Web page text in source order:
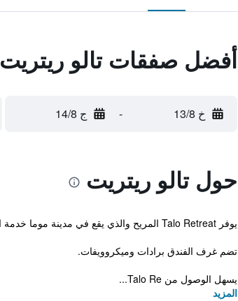
أفضل صفقات تالو ريتريت
خ 13/8 - ج 14/8
حول تالو ريتريت
يوفر Talo Retreat المريح والذي يقع في مدينة موما خدمة انترنت لاسلكي مجانية بالإضافة إلى خدمة غسيل الملابس واماكن لتوضيب الأمتعة.
تضم غرف الفندق برادات وميكروويفات.
يسهل الوصول من Talo Re...
المزيد